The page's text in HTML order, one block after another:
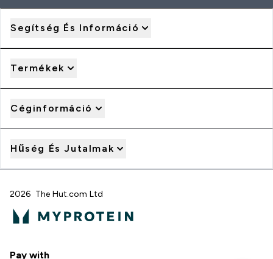
Segítség És Információ
Termékek
Céginformáció
Hűség És Jutalmak
2026 The Hut.com Ltd
Pay with